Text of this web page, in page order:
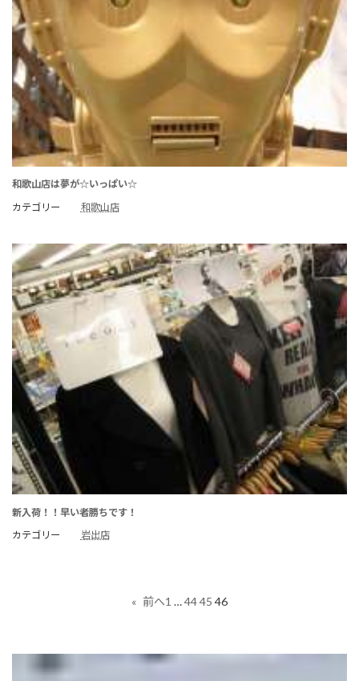
和歌山店は夢が☆いっぱい☆
カテゴリー
和歌山店
新入荷！！早い者勝ちです！
カテゴリー
岩出店
« 前へ1 …4445 46